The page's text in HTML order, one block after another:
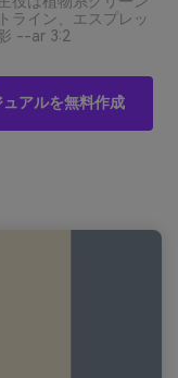
ライン、エスプレッ
--ar 3:2
アルを無料作成